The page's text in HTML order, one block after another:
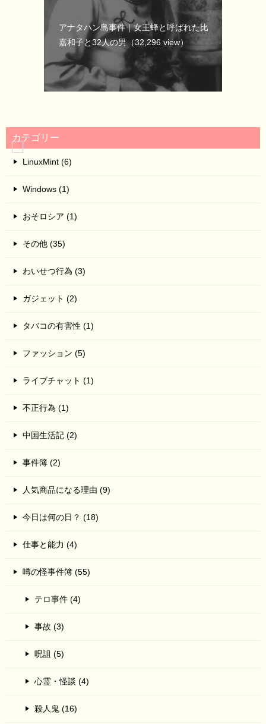
アナタハン島事件｜女王蜂と呼ばれた比
嘉和子と32人の男（32,296 view）
カテゴリー
LinuxMint (6)
Windows (1)
おそロシア (1)
その他 (35)
わいせつ行為 (3)
ガジェット (2)
タバコの有害性 (1)
ファッション (5)
ライブチャット (1)
不正行為 (1)
中国生活記 (2)
事件簿 (2)
人気商品になる理由 (9)
今日は何の日？ (18)
仕事と能力 (4)
噂の怪事件簿 (55)
テロ事件 (4)
事故 (3)
呪詛 (5)
心霊・怪談 (4)
殺人鬼 (16)